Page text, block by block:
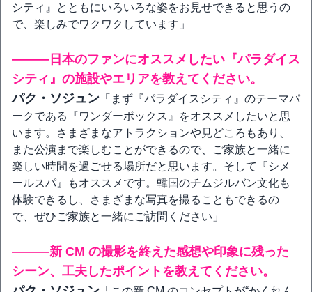
シティ』とともにいろいろな姿をお見せできると思うの
で、楽しみでワクワクしています」
―――日本のファンにオススメしたい『パラダイス
シティ』の施設やエリアを教えてください。
パク・ソジュン 「まず『パラダイスシティ』のテーマパ
ークである『ワンダーボックス』をオススメしたいと思
います。さまざまなアトラクションや見どころもあり、
また公演まで楽しむことができるので、ご家族と一緒に
楽しい時間を過ごせる場所だと思います。そして『シメ
ールスパ』もオススメです。韓国のチムジルバン文化も
体験できるし、さまざまな写真を撮ることもできるの
で、ぜひご家族と一緒にご訪問ください」
―――新 CM の撮影を終えた感想や印象に残った
シーン、工夫したポイントを教えてください。